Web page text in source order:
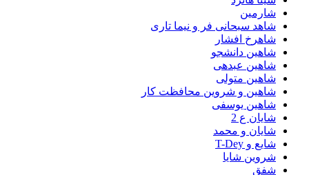
شارمین
شاهد سبحانی فر و نیما تاری
شاهرخ افشار
شاهین دانشجو
شاهین عبدهی
شاهین متولی
شاهین و شروین محافظت کار
شاهین یوسفی
شایان ع 2
شایان و محمد
شایع و T-Dey
شروین شایا
شفق